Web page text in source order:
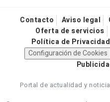
Contacto Aviso legal
Oferta de servicios
Política de Privacidad
Configuración de Cookies
Portal de actualidad y